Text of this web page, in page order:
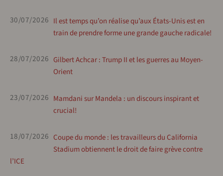
30/07/2026 Il est temps qu’on réalise qu’aux États-Unis est en
train de prendre forme une grande gauche radicale!
28/07/2026 Gilbert Achcar : Trump II et les guerres au Moyen-
Orient
23/07/2026 Mamdani sur Mandela : un discours inspirant et
crucial!
18/07/2026 Coupe du monde : les travailleurs du California
Stadium obtiennent le droit de faire grève contre
l’ICE